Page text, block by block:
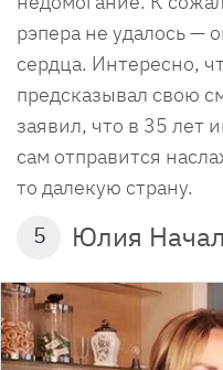
рэпера не удалось —
сердца. Интересно,
предсказывал свою
заявил, что в 35 лет
сам отправится
то далекую страну.
5 Юлия